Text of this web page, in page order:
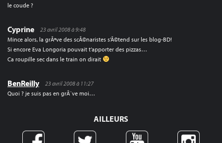
le coude ?
Cyprine
23 avril 2008 à 9:48
Mince alors, la grÃªve des scÃ©naristes s’Ã©tend sur les blog-BD!
Si encore Eva Longoria pouvait t’apporter des pizzas…
Ca roupille sec dans le train on dirait
BenReilly
23 avril 2008 à 11:27
Quoi ? je suis pas en grÃ¨ve moi…
AILLEURS